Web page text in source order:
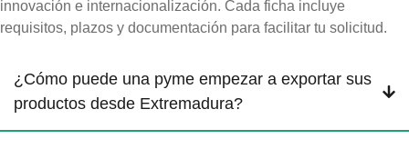
innovación e internacionalización. Cada ficha incluye
requisitos, plazos y documentación para facilitar tu solicitud.
¿Cómo puede una pyme empezar a exportar sus
productos desde Extremadura?